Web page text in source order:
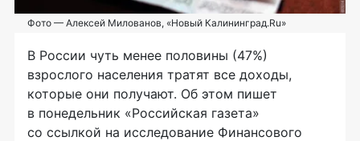
Фото — Алексей Милованов, «Новый Калининград.Ru»
В России чуть менее половины (47%)
взрослого населения тратят все доходы,
которые они получают. Об этом пишет
в понедельник «Российская газета»
со ссылкой на исследование Финансового